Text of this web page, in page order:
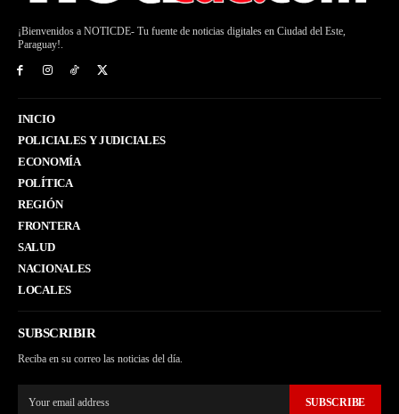
¡Bienvenidos a NOTICDE- Tu fuente de noticias digitales en Ciudad del Este,
Paraguay!.
INICIO
POLICIALES Y JUDICIALES
ECONOMÍA
POLÍTICA
REGIÓN
FRONTERA
SALUD
NACIONALES
LOCALES
SUBSCRIBIR
Reciba en su correo las noticias del día.
SUBSCRIBE